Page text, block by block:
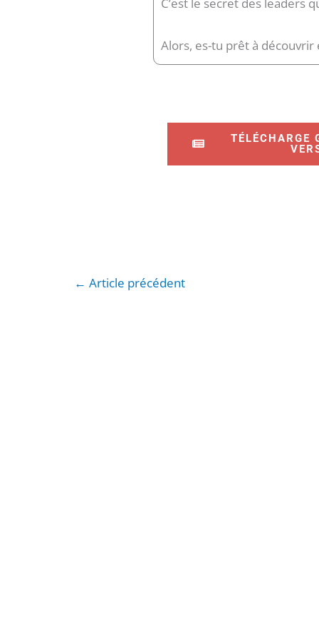
Alors, es-tu prêt à découvrir
TÉLÉCHARGE
← Article précédent